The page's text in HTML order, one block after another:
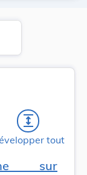
expand
tout
sur